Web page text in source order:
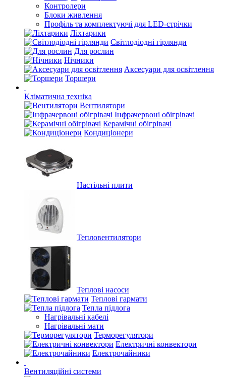
Контролери
Блоки живлення
Профіль та комплектуючі для LED-стрічки
Ліхтарики
Світлодіодні гірлянди
Для рослин
Нічники
Аксесуари для освітлення
Торшери
Кліматична техніка
Вентилятори
Інфрачервоні обігрівачі
Керамічні обігрівачі
Кондиціонери
Настільні плити
Тепловентилятори
Теплові насоси
Теплові гармати
Тепла підлога
Нагрівальні кабелі
Нагрівальні мати
Терморегулятори
Електричні конвектори
Електрочайники
Вентиляційні системи